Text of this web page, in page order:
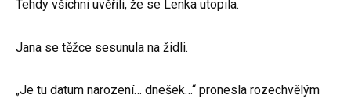
Tehdy všichni uvěřili, že se Lenka utopila.
Jana se těžce sesunula na židli.
„Je tu datum narození… dnešek…“ pronesla rozechvělým